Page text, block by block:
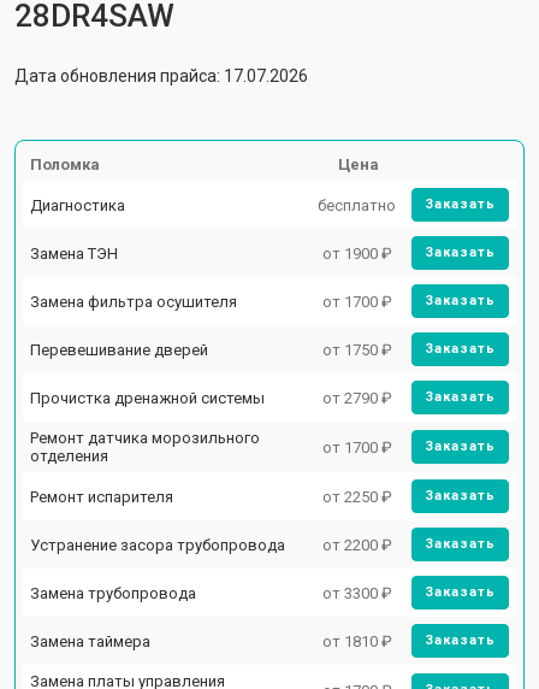
28DR4SAW
Дата обновления прайса: 17.07.2026
Поломка Цена
Диагностика бесплатно Заказать
Замена ТЭН от 1900 ₽ Заказать
Замена фильтра осушителя от 1700 ₽ Заказать
Перевешивание дверей от 1750 ₽ Заказать
Прочистка дренажной системы от 2790 ₽ Заказать
Ремонт датчика морозильного
отделения
от 1700 ₽ Заказать
Ремонт испарителя от 2250 ₽ Заказать
Устранение засора трубопровода от 2200 ₽ Заказать
Замена трубопровода от 3300 ₽ Заказать
Замена таймера от 1810 ₽ Заказать
Замена платы управления